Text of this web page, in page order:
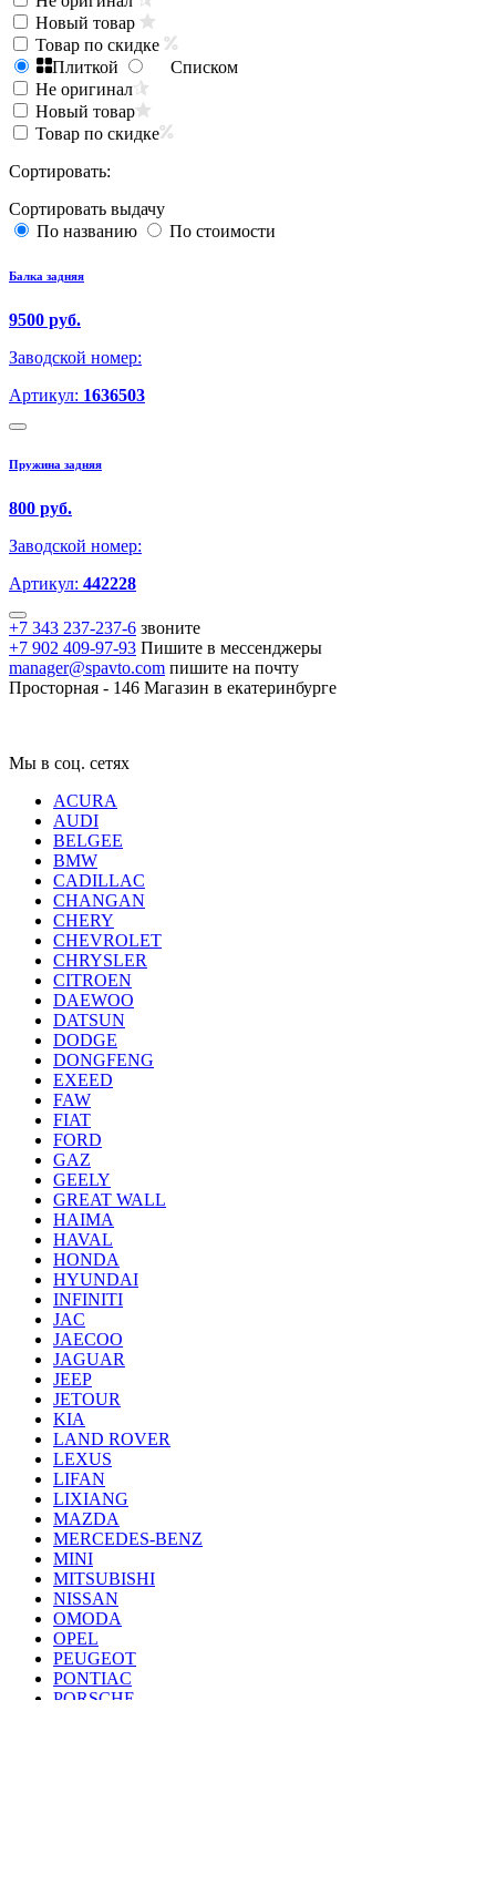
Новый товар
Товар по скидке
Плиткой
Списком
Не оригинал
Новый товар
Товар по скидке
Сортировать:
Сортировать выдачу
По названию
По стоимости
Балка задняя
9500 руб.
Заводской номер:
Артикул: 1636503
Пружина задняя
800 руб.
Заводской номер:
Артикул: 442228
+7 343 237-237-6 звоните
+7 902 409-97-93 Пишите в мессенджеры
manager@spavto.com пишите на почту
Просторная - 146 Магазин в екатеринбурге
Мы в соц. сетях
ACURA
AUDI
BELGEE
BMW
CADILLAC
CHANGAN
CHERY
CHEVROLET
CHRYSLER
CITROEN
DAEWOO
DATSUN
DODGE
DONGFENG
EXEED
FAW
FIAT
FORD
GAZ
GEELY
GREAT WALL
HAIMA
HAVAL
HONDA
HYUNDAI
INFINITI
JAC
JAECOO
JAGUAR
JEEP
JETOUR
KIA
LAND ROVER
LEXUS
LIFAN
LIXIANG
MAZDA
MERCEDES-BENZ
MINI
MITSUBISHI
NISSAN
OMODA
OPEL
PEUGEOT
PONTIAC
PORSCHE